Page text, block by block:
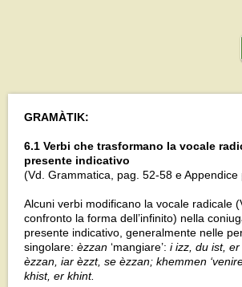
GRAMÀTIK:
6.1 Verbi che trasformano la vocale
presente indicativo
(Vd. Grammatica, pag. 52-58 e Appendice
Alcuni verbi modificano la vocale radicale
confronto la forma dell’infinito) nella
presente indicativo, generalmente nelle
singolare: èzzan ‘mangiare’: i izz, du ist,
èzzan, iar èzzt, se èzzan; khemmen
khist, er khint.